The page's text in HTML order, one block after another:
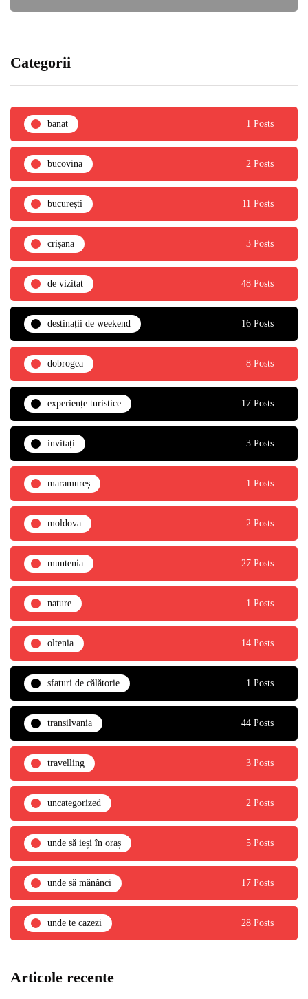
Categorii
banat 1 Posts
bucovina 2 Posts
bucurești 11 Posts
crișana 3 Posts
de vizitat 48 Posts
destinații de weekend 16 Posts
dobrogea 8 Posts
experiențe turistice 17 Posts
invitați 3 Posts
maramureș 1 Posts
moldova 2 Posts
muntenia 27 Posts
nature 1 Posts
oltenia 14 Posts
sfaturi de călătorie 1 Posts
transilvania 44 Posts
travelling 3 Posts
uncategorized 2 Posts
unde să ieși în oraș 5 Posts
unde să mănânci 17 Posts
unde te cazezi 28 Posts
Articole recente